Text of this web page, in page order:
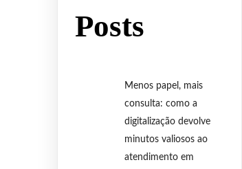
Posts
Menos papel, mais
consulta: como a
digitalização devolve
minutos valiosos ao
atendimento em